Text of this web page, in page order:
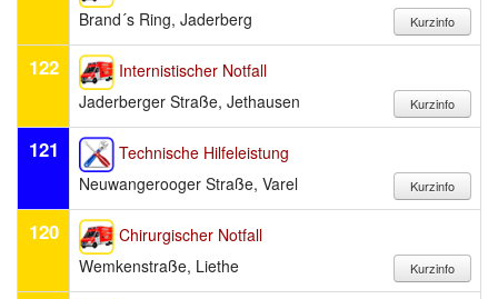
Brand´s Ring, Jaderberg
122
Internistischer Notfall
Jaderberger Straße, Jethausen
121
Technische Hilfeleistung
Neuwangerooger Straße, Varel
120
Chirurgischer Notfall
Wemkenstraße, Liethe